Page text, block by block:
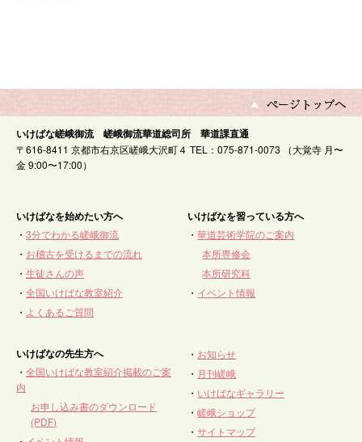
いけばな嵯峨御流 嵯峨御流華道総司所 華道課直通
〒616-8411 京都市右京区嵯峨大沢町４ TEL：075-871-0073 （大覚寺 月〜
金 9:00〜17:00）
いけばなを始めたい方へ
・ 3分でわかる嵯峨御流
・ お稽古を受けるまでの流れ
・ 生徒さんの声
・ 全国いけばな教室紹介
・ よくあるご質問
いけばなを習っている方へ
・華道芸術学院のご案内
本所専修会
本所研究科
・ イベント情報
いけばなの先生方へ
・ 全国いけばな教室紹介掲載のご案
内
お申し込み書のダウンロード
(PDF)
・ お知らせ
・ 月刊嵯峨
・ いけばなギャラリー
・嵯峨ショップ
・サイトマップ